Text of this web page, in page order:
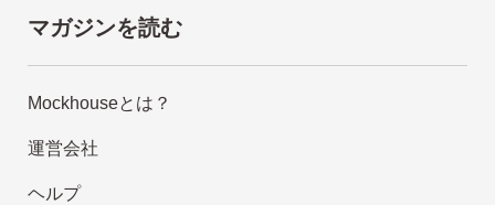
マガジンを読む
Mockhouseとは？
運営会社
ヘルプ